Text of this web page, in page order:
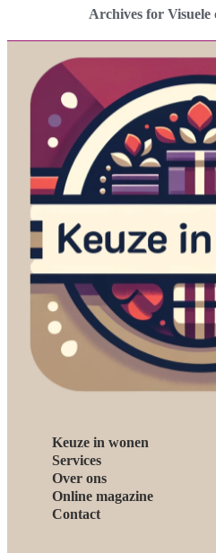
Archives for Visuele
Keuze in wonen
Services
Over ons
Online magazine
Contact